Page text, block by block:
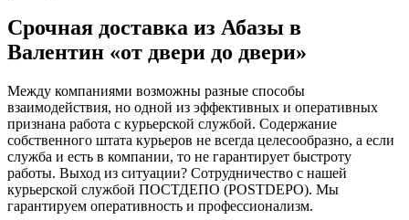
Срочная доставка из Абазы в
Валентин «от двери до двери»
Между компаниями возможны разные способы
взаимодействия, но одной из эффективных и оперативных
признана работа с курьерской службой. Содержание
собственного штата курьеров не всегда целесообразно, а если
служба и есть в компании, то не гарантирует быстроту
работы. Выход из ситуации? Сотрудничество с нашей
курьерской службой ПОСТДЕПО (POSTDEPO). Мы
гарантируем оперативность и профессионализм.